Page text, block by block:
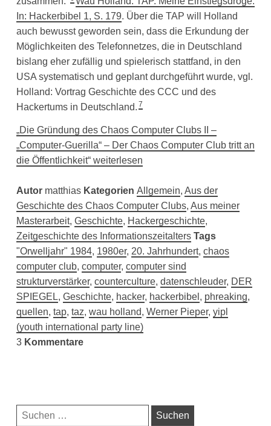
In: Hackerbibel 1, S. 179. Über die TAP will Holland
auch bewusst geworden sein, dass die Erkundung der
Möglichkeiten des Telefonnetzes, die in Deutschland
bislang eher zufällig und spielerisch stattfand, in den
USA systematisch und geplant durchgeführt wurde, vgl.
Holland: Vortrag Geschichte des CCC und des
Hackertums in Deutschland. 7
„Die Gründung des Chaos Computer Clubs II –
„Computer-Guerilla“ – Der Chaos Computer Club tritt an
die Öffentlichkeit“ weiterlesen
Autor matthias Kategorien Allgemein, Aus der
Geschichte des Chaos Computer Clubs, Aus meiner
Masterarbeit, Geschichte, Hackergeschichte,
Zeitgeschichte des Informationszeitalters Tags
"Orwelljahr" 1984, 1980er, 20. Jahrhundert, chaos
computer club, computer, computer sind
strukturverstärker, counterculture, datenschleuder, DER
SPIEGEL, Geschichte, hacker, hackerbibel , phreaking,
quellen, tap, taz, wau holland, Werner Pieper, yipl
(youth international party line)
3Kommentare
Navigationsleiste
Suchen
nach: